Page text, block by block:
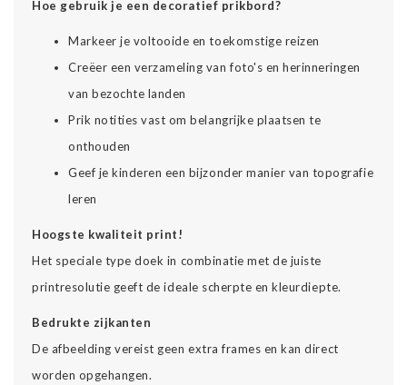
Hoe gebruik je een decoratief prikbord?
Markeer je voltooide en toekomstige reizen
Creëer een verzameling van foto's en herinneringen
van bezochte landen
Prik notities vast om belangrijke plaatsen te
onthouden
Geef je kinderen een bijzonder manier van topografie
leren
Hoogste kwaliteit print!
Het speciale type doek in combinatie met de juiste
printresolutie geeft de ideale scherpte en kleurdiepte.
Bedrukte zijkanten
De afbeelding vereist geen extra frames en kan direct
worden opgehangen.